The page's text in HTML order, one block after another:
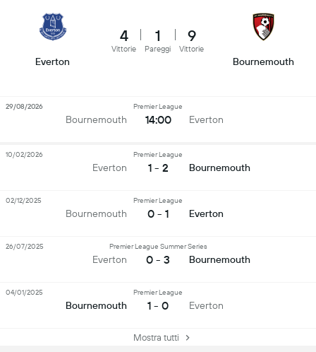
Everton
4
Vittorie
1
Pareggi
9
Vittorie
Bournemouth
Bournemouth
Premier League
14:00 Everton
29/08/2026
Everton
Premier League
1 - 2 Bournemouth
10/02/2026
Bournemouth
Premier League
0 - 1 Everton
02/12/2025
Everton
Premier League Summer Series
0 - 3 Bournemouth
26/07/2025
Bournemouth
Premier League
1 - 0 Everton
04/01/2025
Mostra tutti